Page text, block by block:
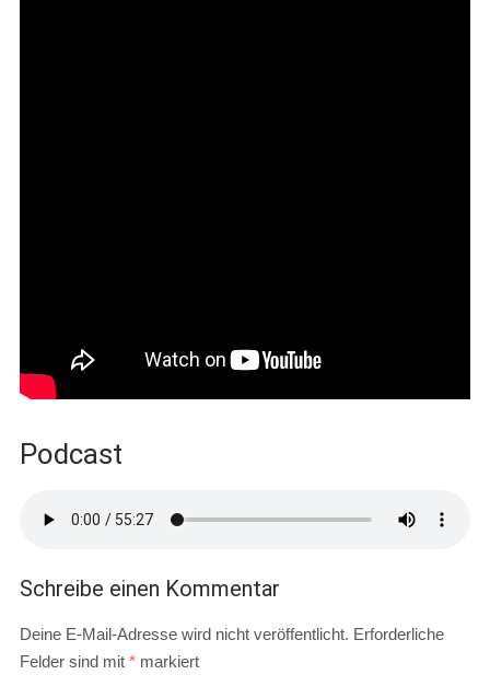
Podcast
Schreibe einen Kommentar
Deine E-Mail-Adresse wird nicht veröffentlicht. Erforderliche
Felder sind mit *markiert